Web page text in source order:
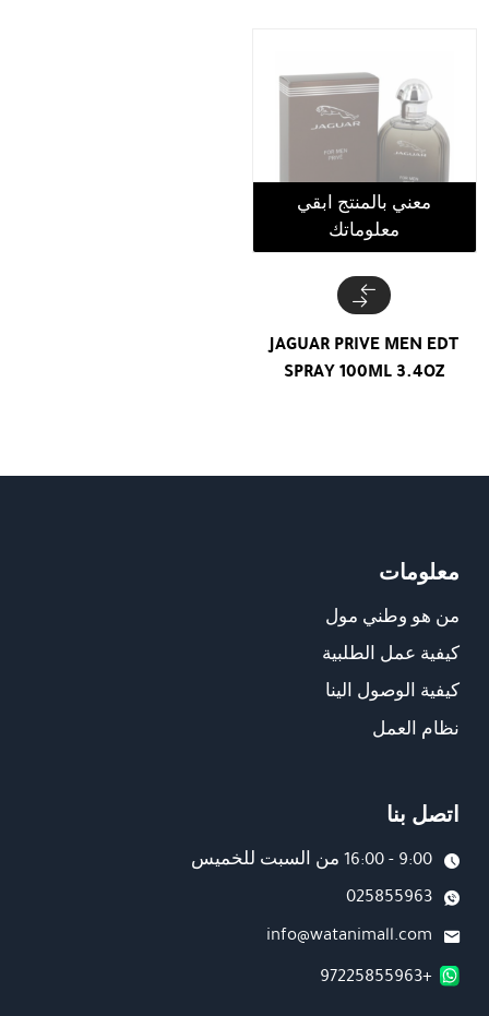
معني بالمنتج ابقي
معلوماتك
JAGUAR PRIVE MEN EDT
SPRAY 100ML 3.4OZ
معلومات
من هو وطني مول
كيفية عمل الطلبية
كيفية الوصول الينا
نظام العمل
اتصل بنا
9:00 - 16:00 من السبت للخميس
025855963
info@watanimall.com
+97225855963